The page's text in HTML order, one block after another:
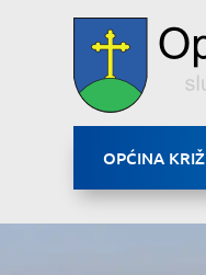
OPĆINA KRIŽ